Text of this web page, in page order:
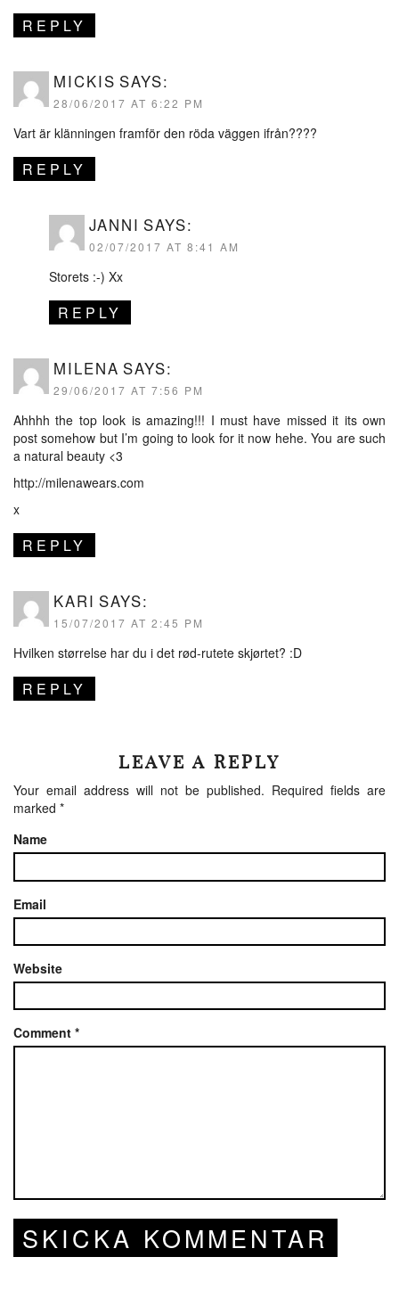
REPLY
MICKIS SAYS:
28/06/2017 AT 6:22 PM
Vart är klänningen framför den röda väggen ifrån????
REPLY
JANNI SAYS:
02/07/2017 AT 8:41 AM
Storets :-) Xx
REPLY
MILENA SAYS:
29/06/2017 AT 7:56 PM
Ahhhh the top look is amazing!!! I must have missed it its own
post somehow but I’m going to look for it now hehe. You are such
a natural beauty <3
http://milenawears.com
x
REPLY
KARI SAYS:
15/07/2017 AT 2:45 PM
Hvilken størrelse har du i det rød-rutete skjørtet? :D
REPLY
LEAVE A REPLY
Your email address will not be published. Required fields are
marked *
Name
Email
Website
Comment *
SKICKA KOMMENTAR